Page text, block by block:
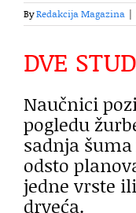
ByRedakcija Magazina
DVE
Naučnici
pogledu
sadnja
odsto
jedne vrste
drveća.